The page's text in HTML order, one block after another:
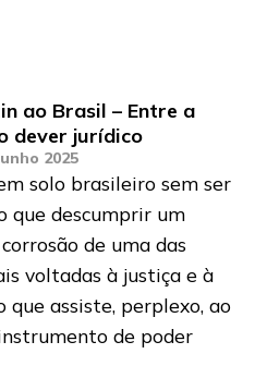
ao Brasil – Entre a
dever jurídico
2025
solo brasileiro sem ser
que descumprir um
de uma das
voltadas à justiça e à
que assiste, perplexo, ao
de poder